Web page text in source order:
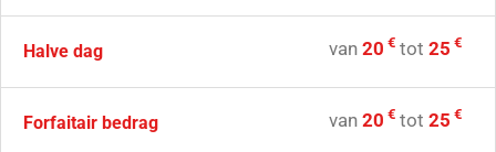
Halve dag van 20 € tot 25 €
Forfaitair bedrag van 20 € tot 25 €